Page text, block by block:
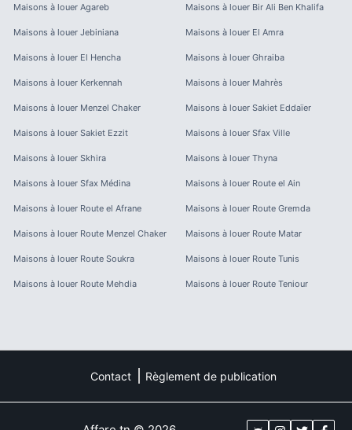
Maisons à louer Agareb Maisons à louer Bir Ali Ben Khalifa
Maisons à louer Jebiniana Maisons à louer El Amra
Maisons à louer El Hencha Maisons à louer Ghraiba
Maisons à louer Kerkennah Maisons à louer Mahrès
Maisons à louer Menzel Chaker Maisons à louer Sakiet Eddaïer
Maisons à louer Sakiet Ezzit Maisons à louer Sfax Ville
Maisons à louer Skhira Maisons à louer Thyna
Maisons à louer Sfax Médina Maisons à louer Route el Ain
Maisons à louer Route el Afrane Maisons à louer Route Gremda
Maisons à louer Route Menzel Chaker Maisons à louer Route Matar
Maisons à louer Route Soukra Maisons à louer Route Tunis
Maisons à louer Route Mehdia Maisons à louer Route Teniour
Contact Règlement de publication